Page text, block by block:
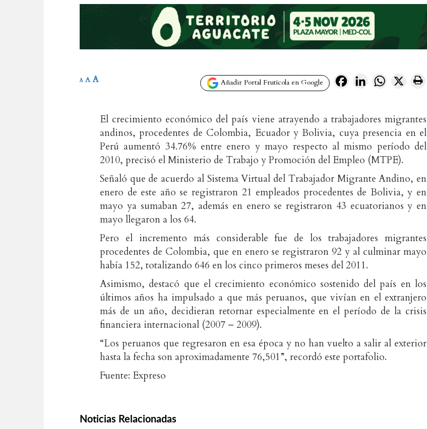
Añadir Portal Frutícola en Google FacebookLinkedInWhatsApp
X
A A A
El crecimiento económico del país viene atrayendo a trabajadores migrantes
andinos, procedentes de Colombia, Ecuador y Bolivia, cuya presencia en el
Perú aumentó 34.76% entre enero y mayo respecto al mismo período del
2010, precisó el Ministerio de Trabajo y Promoción del Empleo (MTPE).
Señaló que de acuerdo al Sistema Virtual del Trabajador Migrante Andino, en
enero de este año se registraron 21 empleados procedentes de Bolivia, y en
mayo ya sumaban 27, además en enero se registraron 43 ecuatorianos y en
mayo llegaron a los 64.
Pero el incremento más considerable fue de los trabajadores migrantes
procedentes de Colombia, que en enero se registraron 92 y al culminar mayo
había 152, totalizando 646 en los cinco primeros meses del 2011.
Asimismo, destacó que el crecimiento económico sostenido del país en los
últimos años ha impulsado a que más peruanos, que vivían en el extranjero
más de un año, decidieran retornar especialmente en el período de la crisis
financiera internacional (2007 – 2009).
“Los peruanos que regresaron en esa época y no han vuelto a salir al exterior
hasta la fecha son aproximadamente 76,501”, recordó este portafolio.
Fuente: Expreso
Noticias Relacionadas